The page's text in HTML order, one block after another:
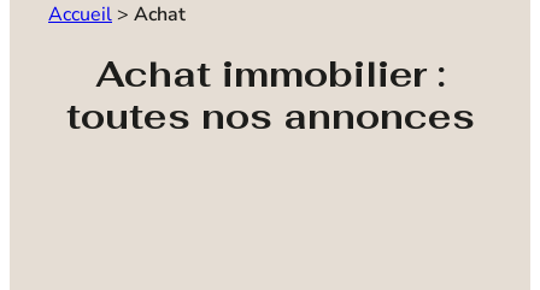
Accueil > Achat
Achat immobilier :
toutes nos annonces